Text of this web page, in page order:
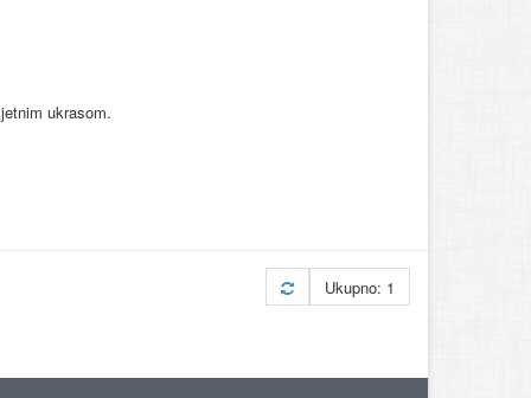
ukrasom.
Ukupno: 1